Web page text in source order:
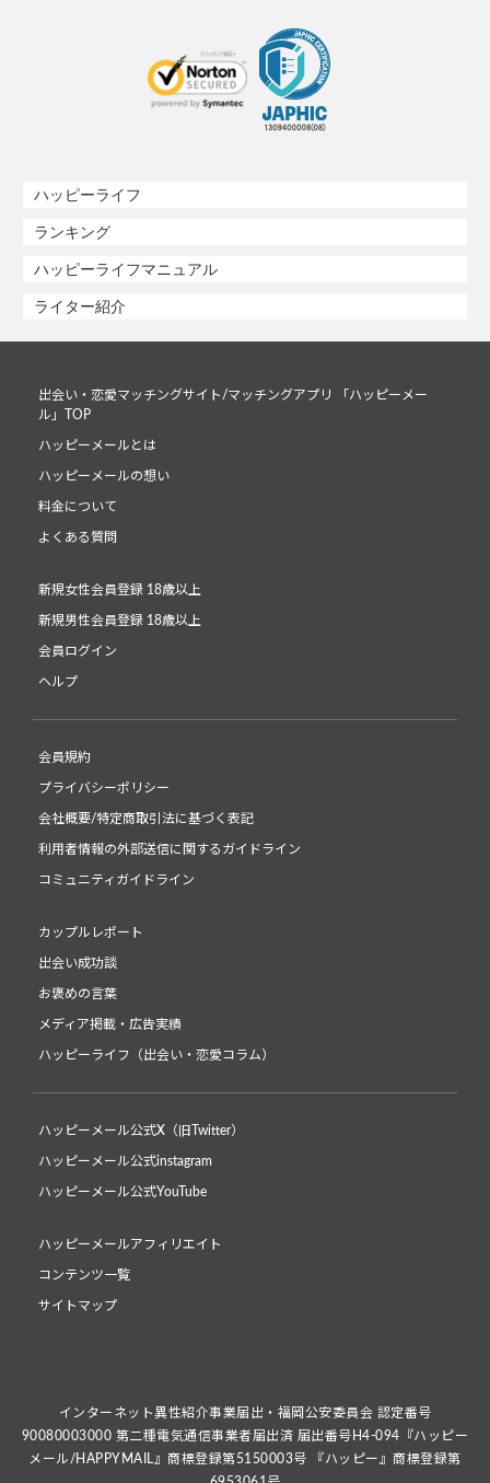
ハッピーライフ
ランキング
ハッピーライフマニュアル
ライター紹介
出会い・恋愛マッチングサイト/マッチングアプリ 「ハッピーメー
ル」TOP
ハッピーメールとは
ハッピーメールの想い
料金について
よくある質問
新規女性会員登録 18歳以上
新規男性会員登録 18歳以上
会員ログイン
ヘルプ
会員規約
プライバシーポリシー
会社概要/特定商取引法に基づく表記
利用者情報の外部送信に関するガイドライン
コミュニティガイドライン
カップルレポート
出会い成功談
お褒めの言葉
メディア掲載・広告実績
ハッピーライフ（出会い・恋愛コラム）
ハッピーメール公式X（旧Twitter）
ハッピーメール公式instagram
ハッピーメール公式YouTube
ハッピーメールアフィリエイト
コンテンツ一覧
サイトマップ
インターネット異性紹介事業届出・福岡公安委員会 認定番号
90080003000 第二種電気通信事業者届出済 届出番号H4-094『ハッピー
メール/HAPPYMAIL』商標登録第5150003号 『ハッピー』商標登録第